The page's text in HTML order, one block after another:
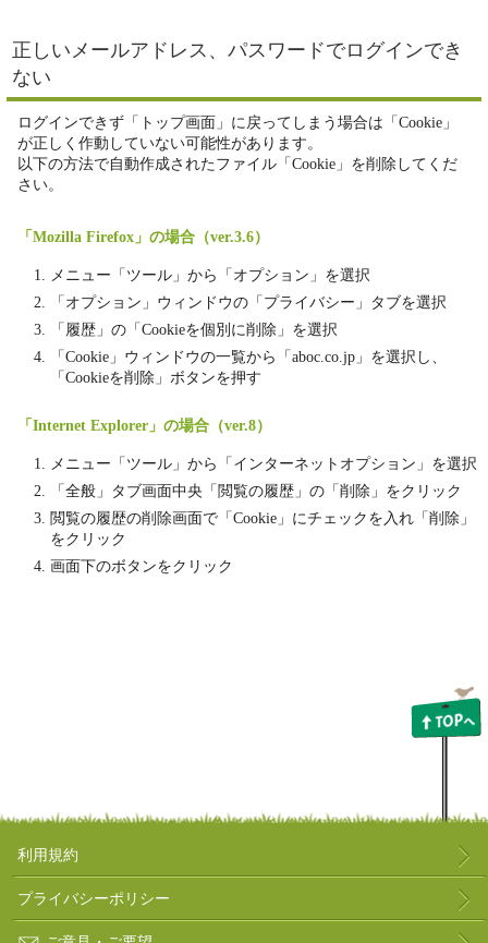
正しいメールアドレス、パスワードでログインでき
ない
ログインできず「トップ画面」に戻ってしまう場合は「Cookie」
が正しく作動していない可能性があります。
以下の方法で自動作成されたファイル「Cookie」を削除してくだ
さい。
「Mozilla Firefox」の場合（ver.3.6）
メニュー「ツール」から「オプション」を選択
「オプション」ウィンドウの「プライバシー」タブを選択
「履歴」の「Cookieを個別に削除」を選択
「Cookie」ウィンドウの一覧から「aboc.co.jp」を選択し、
「Cookieを削除」ボタンを押す
「Internet Explorer」の場合（ver.8）
メニュー「ツール」から「インターネットオプション」を選択
「全般」タブ画面中央「閲覧の履歴」の「削除」をクリック
閲覧の履歴の削除画面で「Cookie」にチェックを入れ「削除」
をクリック
画面下のボタンをクリック
利用規約
プライバシーポリシー